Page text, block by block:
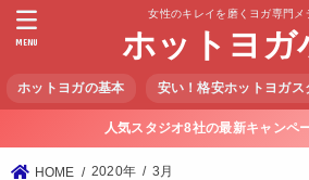
女性のキレイを磨くヨガ専門メ
ホットヨガ
ホットヨガの基本 安い！格安ホットヨガス
MENU
人気スタジオ8社の最新キャンペ
HOME 2020年 3月